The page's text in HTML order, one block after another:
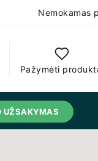
Nemokamas
Pažymėti
UŽSAKYMAS